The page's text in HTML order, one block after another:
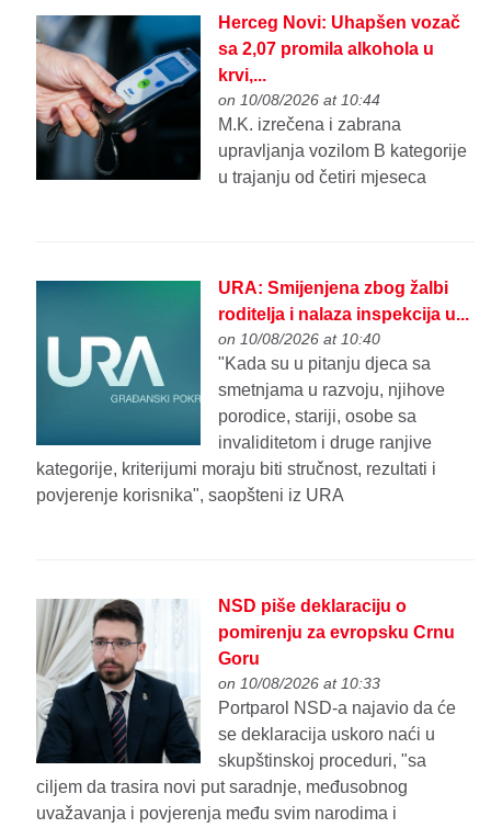
Herceg Novi: Uhapšen vozač
sa 2,07 promila alkohola u
krvi,...
on 10/08/2026 at 10:44
M.K. izrečena i zabrana
upravljanja vozilom B kategorije
u trajanju od četiri mjeseca
URA: Smijenjena zbog žalbi
roditelja i nalaza inspekcija u...
on 10/08/2026 at 10:40
"Kada su u pitanju djeca sa
smetnjama u razvoju, njihove
porodice, stariji, osobe sa
invaliditetom i druge ranjive
kategorije, kriterijumi moraju biti stručnost, rezultati i
povjerenje korisnika", saopšteni iz URA
NSD piše deklaraciju o
pomirenju za evropsku Crnu
Goru
on 10/08/2026 at 10:33
Portparol NSD-a najavio da će
se deklaracija uskoro naći u
skupštinskoj proceduri, "sa
ciljem da trasira novi put saradnje, međusobnog
uvažavanja i povjerenja među svim narodima i